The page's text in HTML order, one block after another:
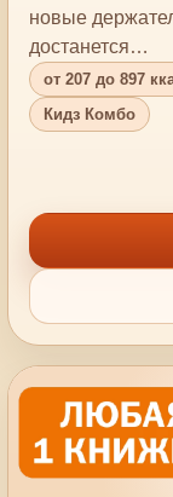
новые
достанется…
от 207 до 897
Кидз Комбо